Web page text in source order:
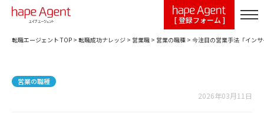
[ 登録フォーム ]
転職エージェント TOP > 転職成功ナレッジ > 営業職 > 営業の職種 > 今注目の営業手法「イン
営業の職種
2026年03月11日